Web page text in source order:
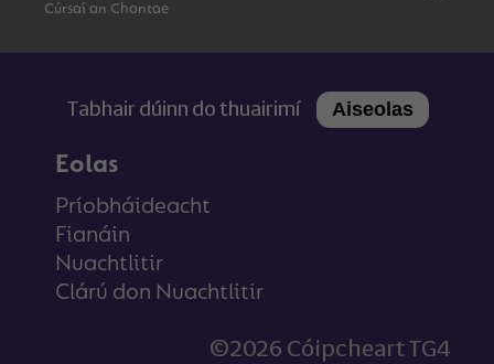
Cúrsaí an Chontae
Tabhair dúinn do thuairimí Aiseolas
Eolas
Príobháideacht
Fianáin
Nuachtlitir
Clárú don Nuachtlitir
©2026 Cóipcheart TG4